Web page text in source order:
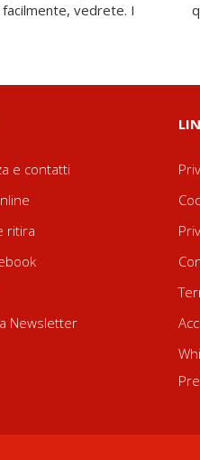
vedrete. I
e contatti
ritira
Newsletter